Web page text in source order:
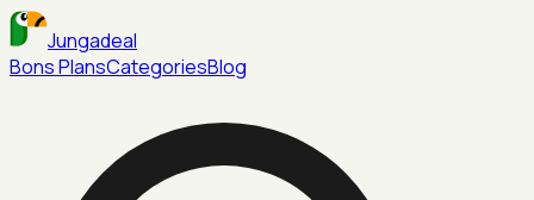
Jungadeal
Bons PlansCategoriesBlog